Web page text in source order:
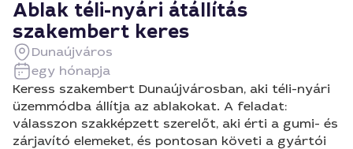
Ablak téli-nyári átállítás
szakembert keres
Dunaújváros
egy hónapja
Keress szakembert Dunaújvárosban, aki téli-nyári
üzemmódba állítja az ablakokat. A feladat:
válasszon szakképzett szerelőt, aki érti a gumi- és
zárjavító elemeket, és pontosan követi a gyártói